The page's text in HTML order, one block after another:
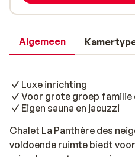
Algemeen
Luxe inrichting
Voor grote groep familie
Eigen sauna en jacuzzi
Chalet La Panthère des
voldoende ruimte biedt